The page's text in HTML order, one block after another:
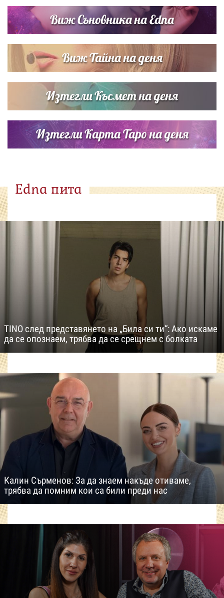
Виж Съновника на Edna
Виж Тайна на деня
Изтегли Късмет на деня
Изтегли Карта Таро на деня
Edna пита
TINO след представянето на „Била си ти“: Ако искаме
да се опознаем, трябва да се срещнем с болката
Калин Сърменов: За да знаем накъде отиваме,
трябва да помним кои са били преди нас